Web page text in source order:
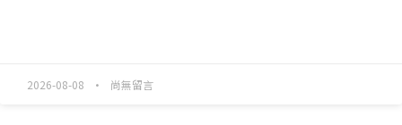
2026-08-08 尚無留言